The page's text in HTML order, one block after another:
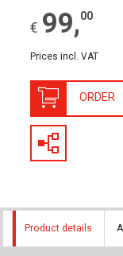
€ 99,00
Prices incl. VAT
ORDER
Product details